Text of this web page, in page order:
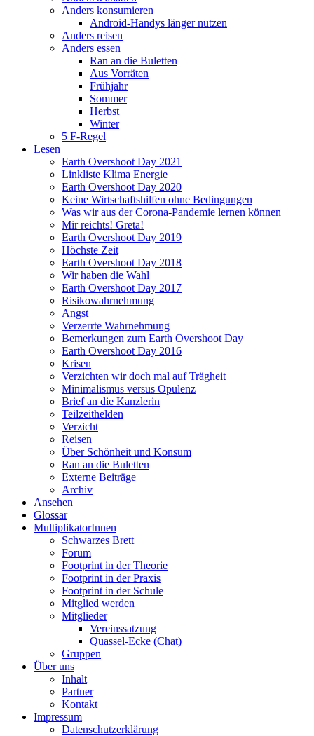
Anders konsumieren
Android-Handys länger nutzen
Anders reisen
Anders essen
Ran an die Buletten
Aus Vorräten
Frühjahr
Sommer
Herbst
Winter
5 F-Regel
Lesen
Earth Overshoot Day 2021
Linkliste Klima Energie
Earth Overshoot Day 2020
Keine Wirtschaftshilfen ohne Bedingungen
Was wir aus der Corona-Pandemie lernen können
Mir reichts! Greta!
Earth Overshoot Day 2019
Höchste Zeit
Earth Overshoot Day 2018
Wir haben die Wahl
Earth Overshoot Day 2017
Risikowahrnehmung
Angst
Verzerrte Wahrnehmung
Bemerkungen zum Earth Overshoot Day
Earth Overshoot Day 2016
Krisen
Verzichten wir doch mal auf Trägheit
Minimalismus versus Opulenz
Brief an die Kanzlerin
Teilzeithelden
Verzicht
Reisen
Über Schönheit und Konsum
Ran an die Buletten
Externe Beiträge
Archiv
Ansehen
Glossar
MultiplikatorInnen
Schwarzes Brett
Forum
Footprint in der Theorie
Footprint in der Praxis
Footprint in der Schule
Mitglied werden
Mitglieder
Vereinssatzung
Quassel-Ecke (Chat)
Gruppen
Über uns
Inhalt
Partner
Kontakt
Impressum
Datenschutzerklärung